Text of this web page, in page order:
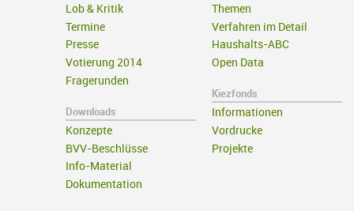
Lob & Kritik
Termine
Presse
Votierung 2014
Fragerunden
Downloads
Konzepte
BVV-Beschlüsse
Info-Material
Dokumentation
Themen
Verfahren im Detail
Haushalts-ABC
Open Data
Kiezfonds
Informationen
Vordrucke
Projekte